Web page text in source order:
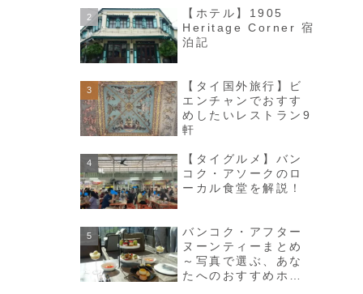
【ホテル】1905
Heritage Corner 宿
泊記
【タイ国外旅行】ビ
エンチャンでおすす
めしたいレストラン9
軒
【タイグルメ】バン
コク・アソークのロ
ーカル食堂を解説！
バンコク・アフター
ヌーンティーまとめ
～写真で選ぶ、あな
たへのおすすめホテ